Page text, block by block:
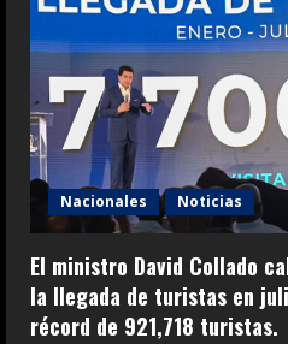
Nacionales Noticias
El ministro David Collado
la llegada de turistas en
récord de 921,718 turistas.